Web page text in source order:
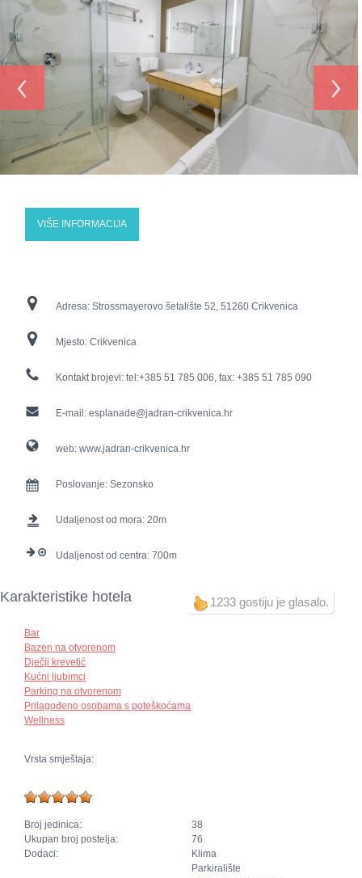
‹ ›
VIŠE INFORMACIJA
Adresa: Strossmayerovo šetalište 52, 51260 Crikvenica
Mjesto: Crikvenica
Kontakt brojevi: tel:+385 51 785 006, fax: +385 51 785 090
E-mail: esplanade@jadran-crikvenica.hr
web: www.jadran-crikvenica.hr
Poslovanje: Sezonsko
Udaljenost od mora: 20
Udaljenost od centra: 700
1233 gostiju je glasalo.
Karakteristike hotela
Bar
Bazen na otvorenom
Dječji krevetić
Kućni ljubimci
Parking na otvorenom
Prilagođeno osobama s poteškoćama
Wellness
Vrsta smještaja:
Broj jedinica:
38
Ukupan broj postelja:
76
Dodaci:
Klima
Parkiralište